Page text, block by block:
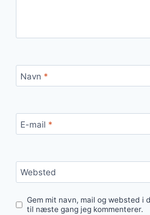
Navn *
E-mail *
Websted
Gem mit navn, mail og websted i
til næste gang jeg kommenterer.